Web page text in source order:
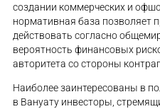
создании коммерческих и
нормативная база позволяет
действовать согласно
вероятность финансовых
авторитета со стороны
Наиболее заинтересованы в
в Вануату инвесторы,